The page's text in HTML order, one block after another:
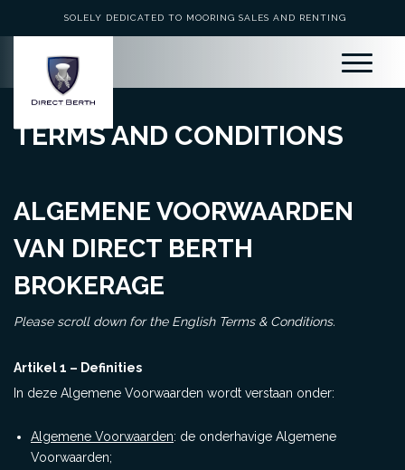
SOLELY DEDICATED TO MOORING SALES AND RENTING
TERMS AND CONDITIONS
ALGEMENE VOORWAARDEN
VAN DIRECT BERTH
BROKERAGE
Please scroll down for the English Terms & Conditions.
Artikel 1 – Definities
In deze Algemene Voorwaarden wordt verstaan onder:
Algemene Voorwaarden: de onderhavige Algemene
Voorwaarden;